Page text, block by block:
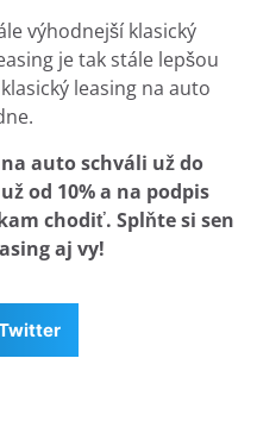
výhodnejší klasický
je tak stále lepšou
leasing na auto
auto schváli už do
od 10% a na podpis
chodiť. Splňte si sen
aj vy!